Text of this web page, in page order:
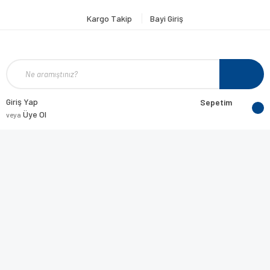
Kargo Takip Bayi Giriş
Giriş Yap
veya Üye Ol
Sepetim